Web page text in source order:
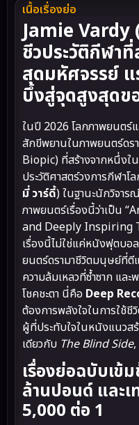
เนื้อเรื่องย่อ
Jamie Vardy
ชีวประวัติกีฬาที่
สุดมหัศจรรย์ แ
บึ้งสู่จุดสูงสุดข
ในปี 2026 โลกภาพยนตร์
สักขีพยานในภาพยนตร์ดร
Biopic) ที่สร้างจากหนึ่งใ
ประวัติศาสตร์วงการกีฬาโ
มี่ วาร์ดี้) ในฐานะนักวิจาร
ภาพยนตร์เรื่องนี้ว่าเป็น
and Deeply Inspiring
เรื่องนี้ไม่ใช่แค่หนังฟุตบอ
ยนตร์ดรามาชีวิตมนุษย์ที่
ความล้มเหลวที่ซ้ำซาก แ
โชคชะตา นี่คือ Deep
ต้องการพลังใจในการใช้
ผู้ที่ประทับใจในหนังแนวส
เดียวกับ The Blind Side,
เรื่องย่อฉบับเข้
ล้านปอนด์ และ
5,000 ต่อ 1